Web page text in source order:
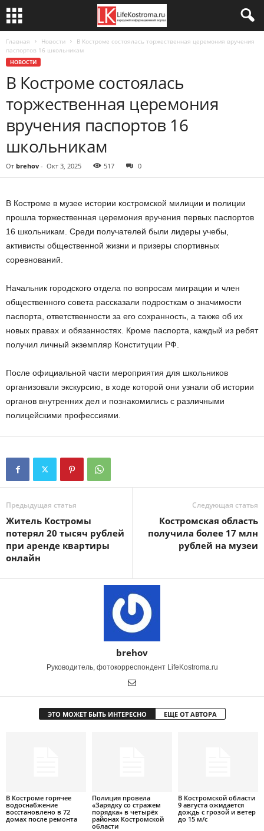
Главная Новости
В Костроме состоялась торжественная церемония вручения
паспортов 16 школьникам
НОВОСТИ
В Костроме состоялась
торжественная церемония
вручения паспортов 16
школьникам
От brehov - Окт 3, 2025 517 0
В Костроме в музее истории костромской милиции и полиции
прошла торжественная церемония вручения первых паспортов
16 школьникам. Среди получателей были лидеры учебы,
активисты общественной жизни и призеры спортивных
соревнований.
Начальник городского отдела по вопросам миграции и член
общественного совета рассказали подросткам о значимости
паспорта, ответственности за его сохранность, а также об их
новых правах и обязанностях. Кроме паспорта, каждый из ребят
получил личный экземпляр Конституции РФ.
После официальной части мероприятия для школьников
организовали экскурсию, в ходе которой они узнали об истории
органов внутренних дел и познакомились с различными
полицейскими профессиями.
Предыдущая статья
Житель Костромы
потерял 20 тысяч рублей
при аренде квартиры
онлайн
Следующая статья
Костромская область
получила более 17 млн
рублей на музеи
brehov
Руководитель, фотокорреспондент LifeKostroma.ru
ЭТО МОЖЕТ БЫТЬ ИНТЕРЕСНО ЕЩЕ ОТ АВТОРА
В Костроме горячее
водоснабжение
восстановлено в 72
домах после ремонта
Полиция провела
«Зарядку со стражем
порядка» в четырёх
районах Костромской
области
В Костромской области
9 августа ожидается
дождь с грозой и ветер
до 15 м/с